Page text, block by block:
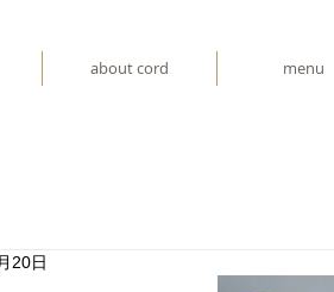
about cord menu
20日